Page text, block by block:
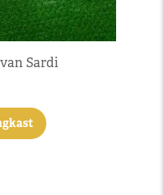
Sardi